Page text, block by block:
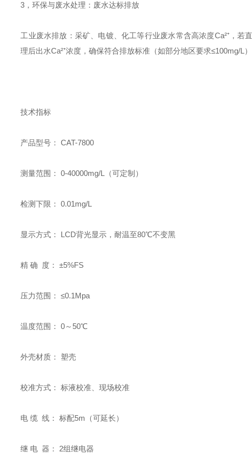
3，环保与废水处理：废水达标排放
工业废水排放：采矿、电镀、化工等行业废水常含高浓度Ca²⁺，
理后出水Ca²⁺浓度，确保符合排放标准（如部分地区要求≤100mg/L）
技术指标
产品型号： CAT-7800
测量范围： 0-40000mg/L（可定制）
检测下限： 0.01mg/L
显示方式： LCD背光显示，耐温至80℃不变黑
精 确 度： ±5%FS
压力范围： ≤0.1Mpa
温度范围： 0～50℃
外壳材质： 塑壳
校准方式： 标液校准、现场校准
电 缆 线： 标配5m（可延长）
继 电 器： 2组继电器